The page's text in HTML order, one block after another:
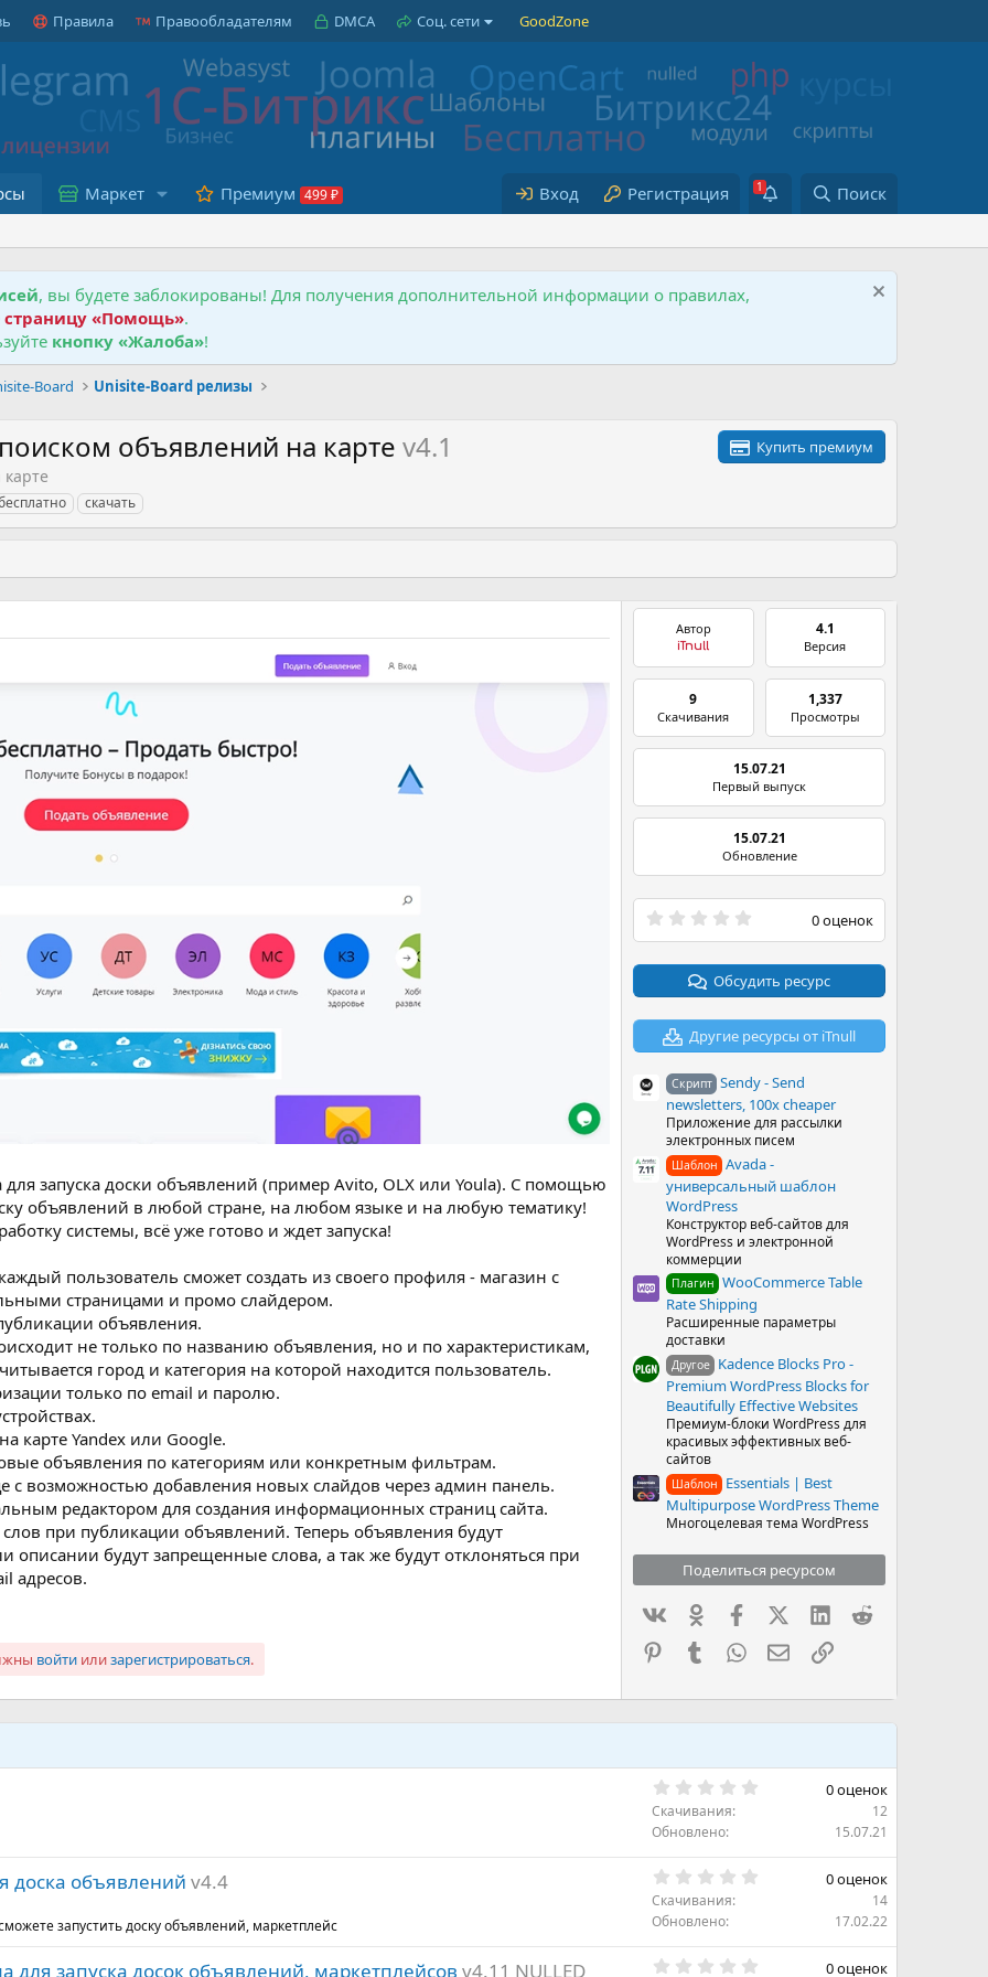
Правила Правообладателям DMCA Соц. сети GoodZone
Маркет Премиум Вход Регистрация Поиск
, вы будете заблокированы! Для получения дополнительной информации о правилах,
страницу «Помощь».
кнопку «Жалоба»!
Board Unisite-Board релизы
объявлений на картеv4.1 Купить премиум
скачать
для запуска доски объявлений (пример Avito, OLX или Youla). С помощью
объявлений в любой стране, на любом языке и на любую тематику!
системы, всё уже готово и ждет запуска!
пользователь сможет создать из своего профиля - магазин с
страницами и промо слайдером.
объявления.
не только по названию объявления, но и по характеристикам,
город и категория на которой находится пользователь.
только по email и паролю.
карте Yandex или Google.
объявления по категориям или конкретным фильтрам.
с возможностью добавления новых слайдов через админ панель.
редактором для создания информационных страниц сайта.
при публикации объявлений. Теперь объявления будут
описании будут запрещенные слова, а так же будут отклоняться при
адресов.
войти илизарегистрироваться.
Автор
iTnull
4.1
Версия
9
Скачивания
1,337
Просмотры
15.07.21
Первый выпуск
15.07.21
Обновление
0
0
з
в
з
д
0 оценок
Обсудить ресурс
Другие ресурсы от iTnull
Скрипт Sendy - Send
newsletters, 100x cheaper
Приложение для рассылки
электронных писем
Шаблон Avada -
универсальный шаблон
WordPress
Конструктор веб-сайтов для
WordPress и электронной
коммерции
Плагин WooCommerce Table
Rate Shipping
Расширенные параметры
доставки
Другое Kadence Blocks Pro -
Premium WordPress Blocks for
Beautifully Effective Websites
Премиум-блоки WordPress для
красивых эффективных веб-
сайтов
Шаблон
Essentials | Best
Multipurpose WordPress Theme
Многоцелевая тема WordPress
Поделиться ресурсом
ВконтактеОдноклассники
FacebookX (Twitter)
LinkedIn
PinterestTumblrWhatsAppЭлектронная почта
Ссылка
в
0 оценок
Скачивания
12
Обновлено
15.07.21
доска объявлений v4.4
запустить доску объявлений, маркетплейс
в
0 оценок
Скачивания
14
Обновлено
17.02.22
для запуска досок объявлений, маркетплейсов v4.11 NULLED 0 оценок